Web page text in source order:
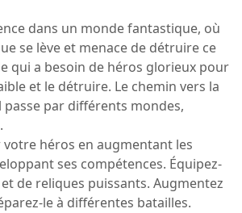
dans un monde fantastique, où
se lève et menace de détruire ce
qui a besoin de héros glorieux pour
et le détruire. Le chemin vers la
par différents mondes,
votre héros en augmentant les
ses compétences. Équipez-
de reliques puissants. Augmentez
le à différentes batailles.